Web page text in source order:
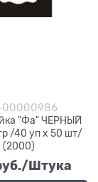
"Фа" ЧЕРНЫЙ
/40 уп х 50 шт/
(2000)
Штука